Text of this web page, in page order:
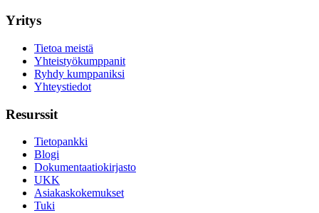
Yritys
Tietoa meistä
Yhteistyökumppanit
Ryhdy kumppaniksi
Yhteystiedot
Resurssit
Tietopankki
Blogi
Dokumentaatiokirjasto
UKK
Asiakaskokemukset
Tuki